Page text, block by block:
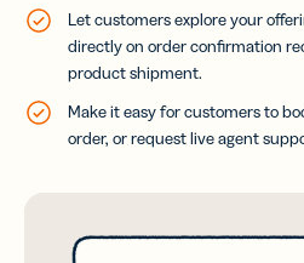
Let customers explore your
directly on order confirmation
product shipment.
Make it easy for customers to
order, or request live agent